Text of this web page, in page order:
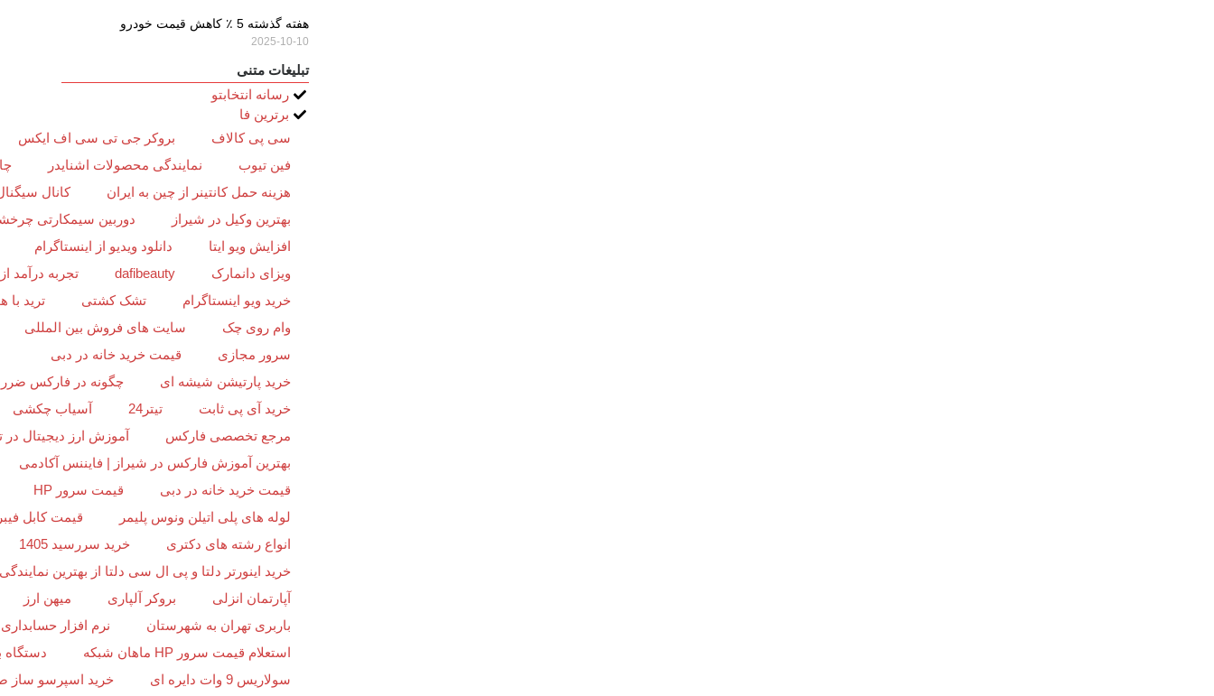
هفته گذشته 5 ٪ کاهش قیمت خودرو
2025-10-10
تبلیغات متنی
رسانه انتخابتو
برترین فا
سی پی کالاف
بروکر جی تی سی اف ایکس
فین تیوب
نمایندگی محصولات اشنایدر
هزینه حمل کانتینر از چین به ایران
کانال
بهترین وکیل در شیراز
دوربین سیمکارتی
افزایش ویو ایتا
دانلود ویدیو از اینستاگرام
ویزای دانمارک
dafibeauty
تجربه درآمد
خرید ویو اینستاگرام
تشک کشتی
ترید
وام روی چک
سایت های فروش بین المللی
سرور مجازی
قیمت خرید خانه در دبی
خرید پارتیشن شیشه ای
چگونه در فارکس ضرر
خرید آی پی ثابت
تیتر24
آسیاب چکشی
مرجع تخصصی فارکس
آموزش ارز دیجیتال در
بهترین آموزش فارکس در شیراز | فایننس آکادمی
قیمت خرید خانه در دبی
قیمت سرور HP
لوله های پلی اتیلن ونوس پلیمر
قیمت کابل
انواع رشته های دکتری
خرید سررسید 1405
خرید اینورتر دلتا و پی ال سی دلتا از بهترین نمایندگی
آپارتمان انزلی
بروکر آلپاری
میهن ارز
باربری تهران به شهرستان
نرم افزار حسابداری
استعلام قیمت سرور HP ماهان شبکه
دستگاه
سولاریس 9 وات دایره ای
خرید اسپرسو ساز